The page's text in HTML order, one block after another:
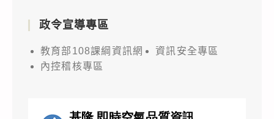
政令宣導專區
教育部108課綱資訊網
資訊安全專區
內控稽核專區